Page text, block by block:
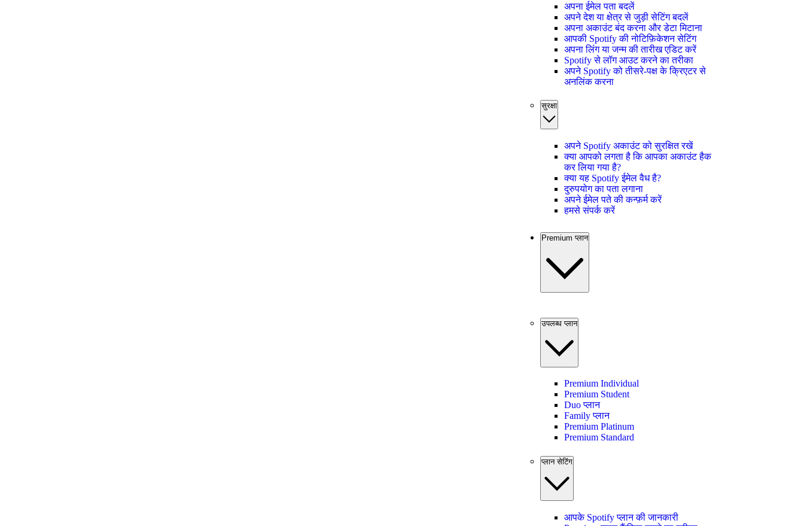
अपना ईमेल पता बदलें
अपने देश या क्षेत्र से जुड़ी सेटिंग बदलें
अपना अकाउंट बंद करना और डेटा मिटाना
आपकी Spotify की नोटिफ़िकेशन सेटिंग
अपना लिंग या जन्म की तारीख एडिट करें
Spotify से लॉग आउट करने का तरीका
अपने Spotify को तीसरे-पक्ष के क्रिएटर से
अनलिंक करना
सुरक्षा
अपने Spotify अकाउंट को सुरक्षित रखें
क्या आपको लगता है कि आपका अकाउंट हैक
कर लिया गया है?
क्या यह Spotify ईमेल वैध है?
दुरुपयोग का पता लगाना
अपने ईमेल पते की कन्फ़र्म करें
हमसे संपर्क करें
Premium प्लान
उपलब्ध प्लान
Premium Individual
Premium Student
Duo प्लान
Family प्लान
Premium Platinum
Premium Standard
प्लान सेटिंग
आपके Spotify प्लान की जानकारी